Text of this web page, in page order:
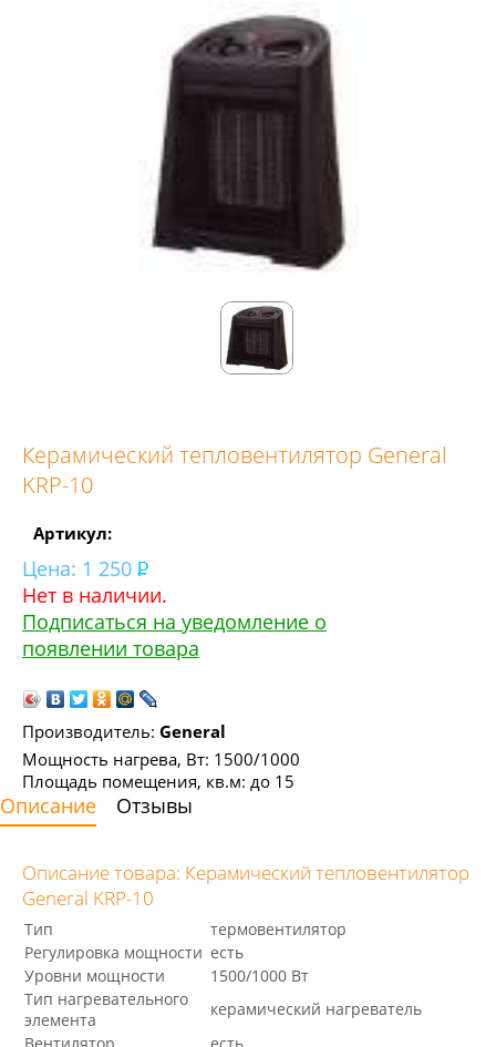
Керамический тепловентилятор General
KRP-10
Артикул:
Цена: 1 250
Нет в наличии.
Подписаться на уведомление о
появлении товара
Производитель: General
Мощность нагрева, Вт: 1500/1000
Площадь помещения, кв.м: до 15
Описание Отзывы
Описание товара: Керамический тепловентилятор
General KRP-10
Тип
термовентилятор
Регулировка мощности есть
Уровни мощности
1500/1000 Вт
Тип нагревательного
элемента
керамический нагреватель